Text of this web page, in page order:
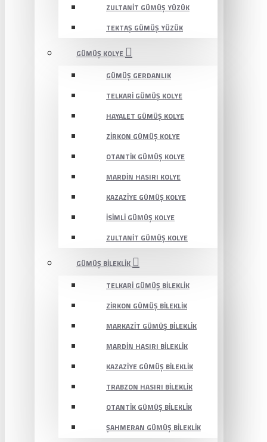
ZULTANIT GÜMÜŞ YÜZÜK
TEKTAŞ GÜMÜŞ YÜZÜK
GÜMÜŞ KOLYE
GÜMÜŞ GERDANLIK
TELKARI GÜMÜŞ KOLYE
HAYALET GÜMÜŞ KOLYE
ZIRKON GÜMÜŞ KOLYE
OTANTIK GÜMÜŞ KOLYE
MARDIN HASIRI KOLYE
KAZAZIYE GÜMÜŞ KOLYE
İSIMLI GÜMÜŞ KOLYE
ZULTANIT GÜMÜŞ KOLYE
GÜMÜŞ BILEKLIK
TELKARI GÜMÜŞ BILEKLIK
ZIRKON GÜMÜŞ BILEKLIK
MARKAZIT GÜMÜŞ BILEKLIK
MARDIN HASIRI BILEKLIK
KAZAZIYE GÜMÜŞ BILEKLIK
TRABZON HASIRI BILEKLIK
OTANTIK GÜMÜŞ BILEKLIK
ŞAHMERAN GÜMÜŞ BILEKLIK